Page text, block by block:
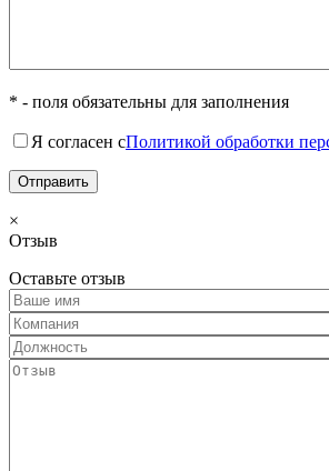
* - поля обязательны для заполнения
Я согласен сПолитикой обработки
×
Отзыв
Оставьте отзыв